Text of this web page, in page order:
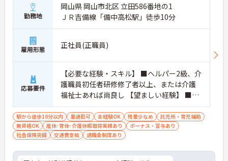
勤務地
岡山県 岡山市北区 立田586番地の1
ＪＲ吉備線「備中高松駅」徒歩10分
雇用形態 正社員(正職員)
応募要件
【必要な経験・スキル】 ■ヘルパー2級、介
護職員初任者研修修了者以上、または介護
福祉士あれば尚良し 【望ましい経験】 ■無
資格でも経験があれば応募可能です
駅から徒歩10分以内 車通勤可 未経験OK 残業少なめ
託児所・育児補助
無資格OK
産休･育休･介護休暇取得実績あり
ボーナス・賞与あり
社会保険完備
交通費支給 退職金制度あり